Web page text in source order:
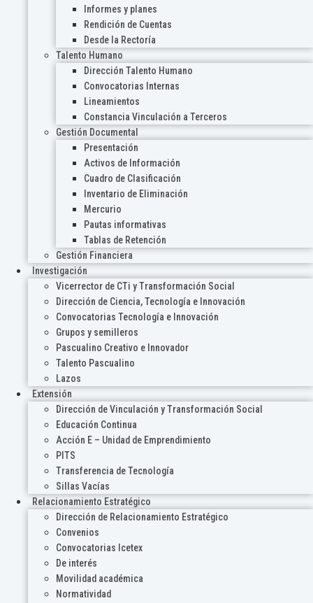
Informes y planes
Rendición de Cuentas
Desde la Rectoría
Talento Humano
Dirección Talento Humano
Convocatorias Internas
Lineamientos
Constancia Vinculación a Terceros
Gestión Documental
Presentación
Activos de Información
Cuadro de Clasificación
Inventario de Eliminación
Mercurio
Pautas informativas
Tablas de Retención
Gestión Financiera
Investigación
Vicerrector de CTi y Transformación Social
Dirección de Ciencia, Tecnología e Innovación
Convocatorias Tecnología e Innovación
Grupos y semilleros
Pascualino Creativo e Innovador
Talento Pascualino
Lazos
Extensión
Dirección de Vinculación y Transformación Social
Educación Continua
Acción E – Unidad de Emprendimiento
PITS
Transferencia de Tecnología
Sillas Vacías
Relacionamiento Estratégico
Dirección de Relacionamiento Estratégico
Convenios
Convocatorias Icetex
De interés
Movilidad académica
Normatividad